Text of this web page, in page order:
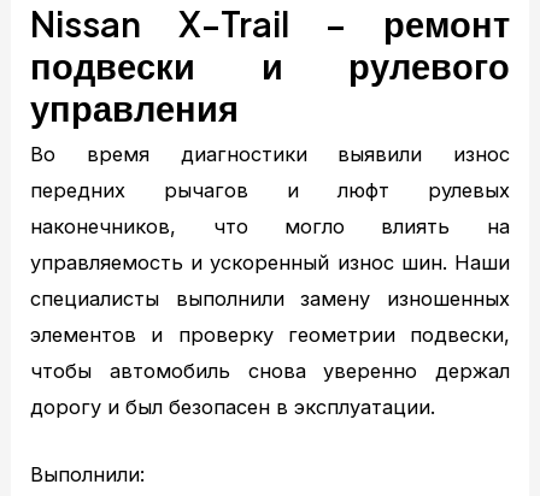
Главная
Техобслуживание
MITSUBISHI ремонт
TOYOTA ТО
TOYOTA диагностика
TOYOTA ремонт
NISSAN ТО
NISSAN диагностика
NISSAN ремонт
MAZDA ТО
Nissan X-Trail – ремонт
подвески и рулевого
управления
Во время диагностики выявили износ
передних рычагов и люфт рулевых
наконечников, что могло влиять на
управляемость и ускоренный износ шин. Наши
специалисты выполнили замену изношенных
элементов и проверку геометрии подвески,
чтобы автомобиль снова уверенно держал
дорогу и был безопасен в эксплуатации.
Выполнили: